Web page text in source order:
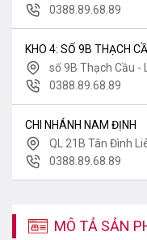
0388.89.68.89
KHO 4: SỐ 9B THẠCH
số 9B Thạch Cầu -
0388.89.68.89
CHI NHÁNH NAM ĐỊNH
QL 21B Tân Đình
0388.89.68.89
MÔ TẢ SẢN